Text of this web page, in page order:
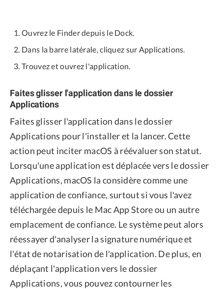
Ouvrez le Finder depuis le Dock.
Dans la barre latérale, cliquez sur Applications.
Trouvez et ouvrez l'application.
Faites glisser l'application dans le dossier
Applications
Faites glisser l'application dans le dossier
Applications pour l'installer et la lancer. Cette
action peut inciter macOS à réévaluer son statut.
Lorsqu'une application est déplacée vers le dossier
Applications, macOS la considère comme une
application de confiance, surtout si vous l'avez
téléchargée depuis le Mac App Store ou un autre
emplacement de confiance. Le système peut alors
réessayer d'analyser la signature numérique et
l'état de notarisation de l'application. De plus, en
déplaçant l'application vers le dossier
Applications, vous pouvez contourner les